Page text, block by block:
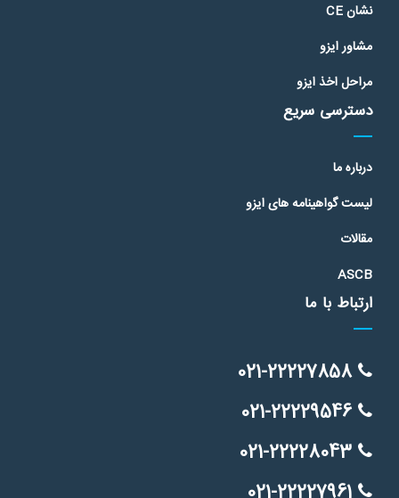
نشان CE
مشاور ایزو
مراحل اخذ ایزو
دسترسی سریع
درباره ما
لیست گواهینامه های ایزو
مقالات
ASCB
ارتباط با ما
021-22227858
021-22229546
021-22228043